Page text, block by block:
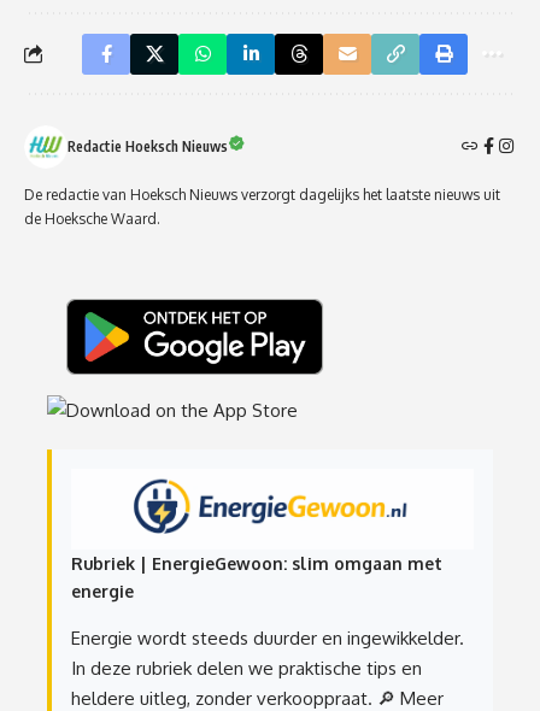
Redactie Hoeksch Nieuws
De redactie van Hoeksch Nieuws verzorgt dagelijks het laatste nieuws uit
de Hoeksche Waard.
Rubriek | EnergieGewoon: slim omgaan met
energie
Energie wordt steeds duurder en ingewikkelder.
In deze rubriek delen we praktische tips en
heldere uitleg, zonder verkooppraat. 🔎 Meer